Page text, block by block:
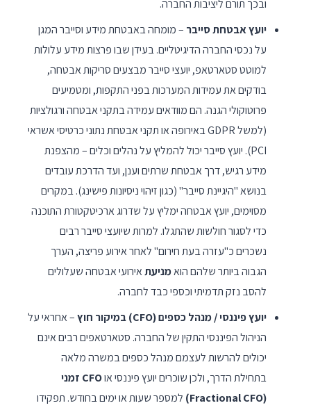
ובכך תורם ליציבות החברה.
יועץ אבטחת סייבר – מומחה באבטחת מידע וסייבר המגן
על נכסי החברה הדיגיטליים. בעידן שבו פרצות מידע עלולות
למוטט סטארטאפ, יועצי סייבר מבצעים סריקות אבטחה,
בודקים את עמידות המערכות בפני התקפות, ומטמיעים
פרוטוקולי הגנה. הם מוודאים עמידה בתקני אבטחה ורגולציות
(למשל GDPR באירופה או תקני אבטחת נתוני כרטיסי אשראי
PCI). יועץ סייבר יכול להמליץ על נהלים וכלים – מהצפנת
מידע רגיש, דרך אבטחת שרתים וענן, ועד הדרכת עובדים
בנושא "היגיינת סייבר" (כגון זיהוי ניסיונות פישינג). במקרים
מסוימים, יועץ אבטחה ימליץ על שדרוג ארכיטקטורת התוכנה
כדי לסגור חולשות שהתגלו. למרות שיועצי סייבר רבים
נשכרים כ"עזרה בעת חירום" לאחר אירוע פריצה, הערך
הגבוה ביותר שלהם הואמניעתאירועי אבטחה שעלולים
להסב נזק תדמיתי וכספי כבד לחברה.
יועץ פיננסי / מנהל כספים (CFO) במיקור חוץ
– אחראי על
הניהול הפיננסי התקין של החברה. סטארטאפים רבים אינם
יכולים להרשות לעצמם מנהל כספים במשרה מלאה
בתחילת הדרך, ולכן שוכרים יועץ פיננסי או
CFO זמני
(Fractional CFO)
למספר שעות או ימים בחודש. תפקידו